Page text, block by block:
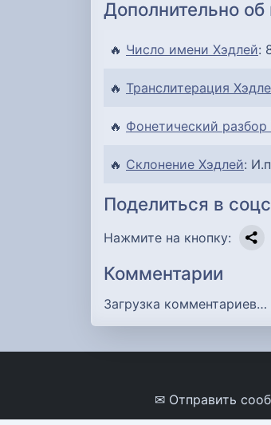
Дополнительно об
🔥 Число имени Хэдлей:
🔥 Транслитерация
🔥 Фонетический разбор
🔥 Склонение Хэдлей:
Поделиться в
Нажмите на кнопку:
Комментарии
Загрузка комментариев…
✉ Отправить